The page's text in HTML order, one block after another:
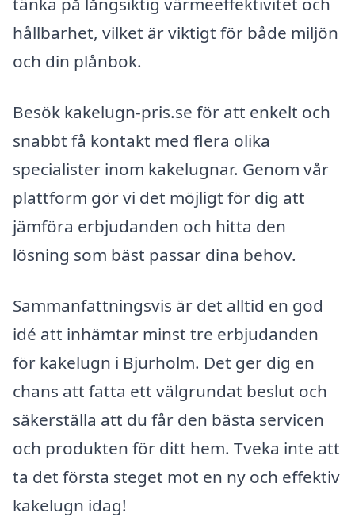
hållbarhet, vilket är viktigt för både miljön
och din plånbok.
Besök kakelugn-pris.se för att enkelt och
snabbt få kontakt med flera olika
specialister inom kakelugnar. Genom vår
plattform gör vi det möjligt för dig att
jämföra erbjudanden och hitta den
lösning som bäst passar dina behov.
Sammanfattningsvis är det alltid en god
idé att inhämtar minst tre erbjudanden
för kakelugn i Bjurholm. Det ger dig en
chans att fatta ett välgrundat beslut och
säkerställa att du får den bästa servicen
och produkten för ditt hem. Tveka inte att
ta det första steget mot en ny och effektiv
kakelugn idag!